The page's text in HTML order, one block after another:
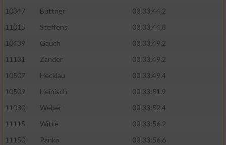
10347
Büttner
00:33:44.2
11015
Steffens
00:33:44.8
10439
Gauch
00:33:49.2
11131
Zander
00:33:49.2
10507
Hecklau
00:33:49.4
10509
Heinisch
00:33:51.9
11080
Weber
00:33:52.4
11115
Witte
00:33:56.2
11150
Panka
00:33:56.6